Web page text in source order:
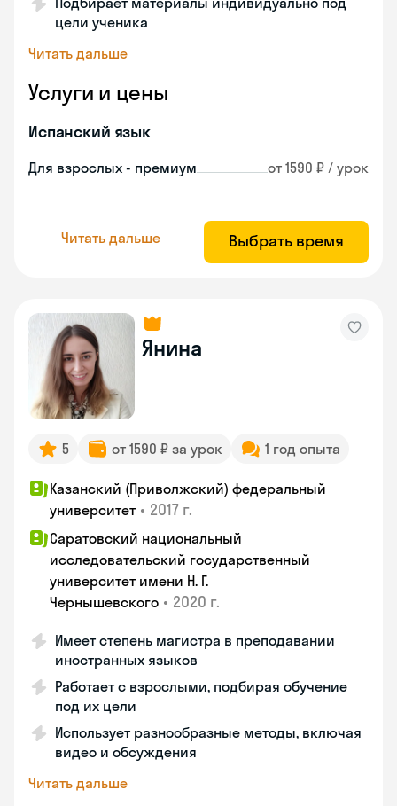
цели ученика
Читать дальше
Услуги и цены
Испанский язык
Для взрослых - премиум от 1590 ₽ / урок
Читать дальше Выбрать время
Янина
5 от 1590 ₽ за урок 1 год опыта
Казанский (Приволжский) федеральный
университет • 2017 г.
Саратовский национальный
исследовательский государственный
университет имени Н. Г.
Чернышевского • 2020 г.
Имеет степень магистра в преподавании
иностранных языков
Работает с взрослыми, подбирая обучение
под их цели
Использует разнообразные методы, включая
видео и обсуждения
Читать дальше